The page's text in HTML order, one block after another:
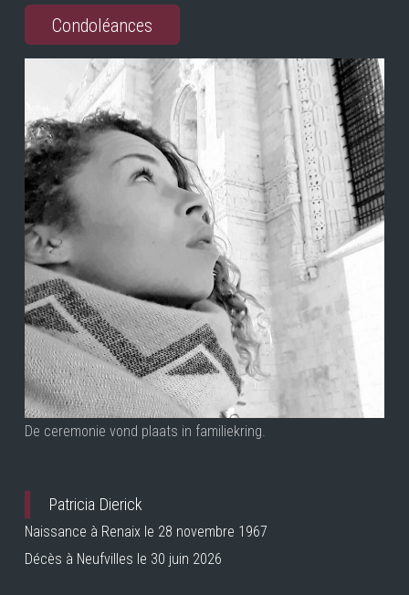
Condoléances
De ceremonie vond plaats in familiekring.
Patricia Dierick
Naissance à Renaix le 28 novembre 1967
Décès à Neufvilles le 30 juin 2026